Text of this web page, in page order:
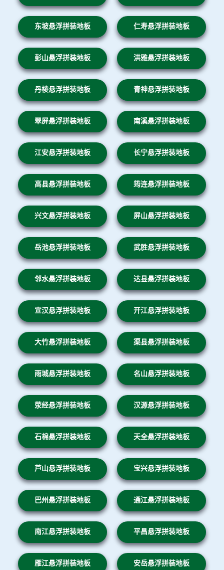
东坡悬浮拼装地板 仁寿悬浮拼装地板
彭山悬浮拼装地板 洪雅悬浮拼装地板
丹棱悬浮拼装地板 青神悬浮拼装地板
翠屏悬浮拼装地板 南溪悬浮拼装地板
江安悬浮拼装地板 长宁悬浮拼装地板
高县悬浮拼装地板 筠连悬浮拼装地板
兴文悬浮拼装地板 屏山悬浮拼装地板
岳池悬浮拼装地板 武胜悬浮拼装地板
邻水悬浮拼装地板 达县悬浮拼装地板
宣汉悬浮拼装地板 开江悬浮拼装地板
大竹悬浮拼装地板 渠县悬浮拼装地板
雨城悬浮拼装地板 名山悬浮拼装地板
荥经悬浮拼装地板 汉源悬浮拼装地板
石棉悬浮拼装地板 天全悬浮拼装地板
芦山悬浮拼装地板 宝兴悬浮拼装地板
巴州悬浮拼装地板 通江悬浮拼装地板
南江悬浮拼装地板 平昌悬浮拼装地板
雁江悬浮拼装地板 安岳悬浮拼装地板